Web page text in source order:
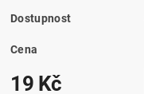
Dostupnost
Cena
19 Kč